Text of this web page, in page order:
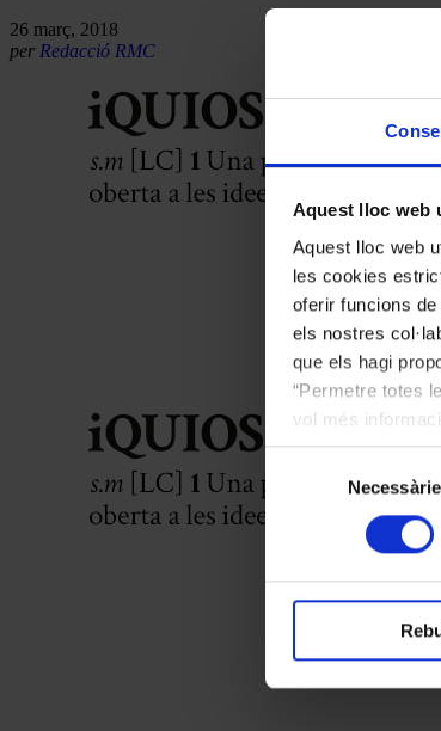
Aquest lloc web
Aquest lloc web
les cookies
oferir funcions
els nostres
que els hagi
“Permetre totes
vol més
les cookies en
de
consentiment
26 març, 2018
per Redacció RMC